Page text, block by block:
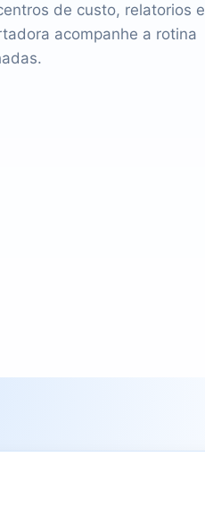
de custo, relatorios e
acompanhe a rotina